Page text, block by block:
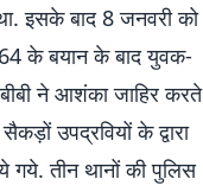
इसके बाद 8 जनवरी को
के बयान के बाद युवक-
ने आशंका जाहिर करते
उपद्रवियों के द्वारा
तीन थानों की पुलिस